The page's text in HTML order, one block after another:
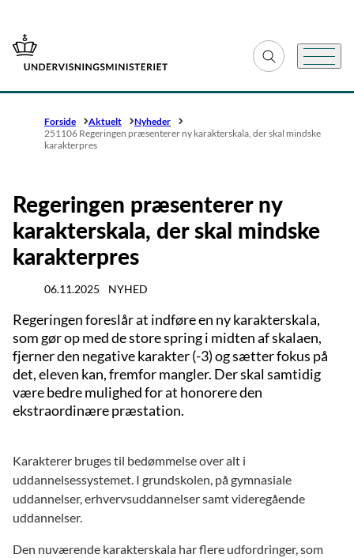
Gå til forsiden Fold søgefelt ud
Menu
Forside Aktuelt
Nyheder
251106 Regeringen præsenterer ny karakterskala, der skal mindske
karakterpres
Regeringen præsenterer ny
karakterskala, der skal mindske
karakterpres
06.11.2025 NYHED
Regeringen foreslår at indføre en ny karakterskala,
som gør op med de store spring i midten af skalaen,
fjerner den negative karakter (-3) og sætter fokus på
det, eleven kan, fremfor mangler. Der skal samtidig
være bedre mulighed for at honorere den
ekstraordinære præstation.
Karakterer bruges til bedømmelse over alt i
uddannelsessystemet. I grundskolen, på gymnasiale
uddannelser, erhvervsuddannelser samt videregående
uddannelser.
Den nuværende karakterskala har flere udfordringer, som